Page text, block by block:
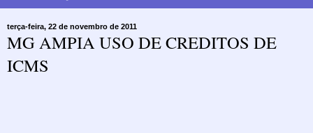
terça-feira, 22 de novembro de 2011
MG AMPIA USO DE CREDITOS DE
ICMS